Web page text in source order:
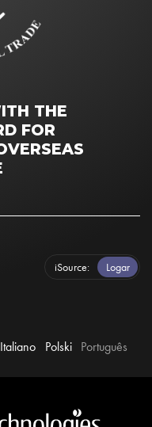
THE
FOR
iSource Logar
Italiano Polski Português